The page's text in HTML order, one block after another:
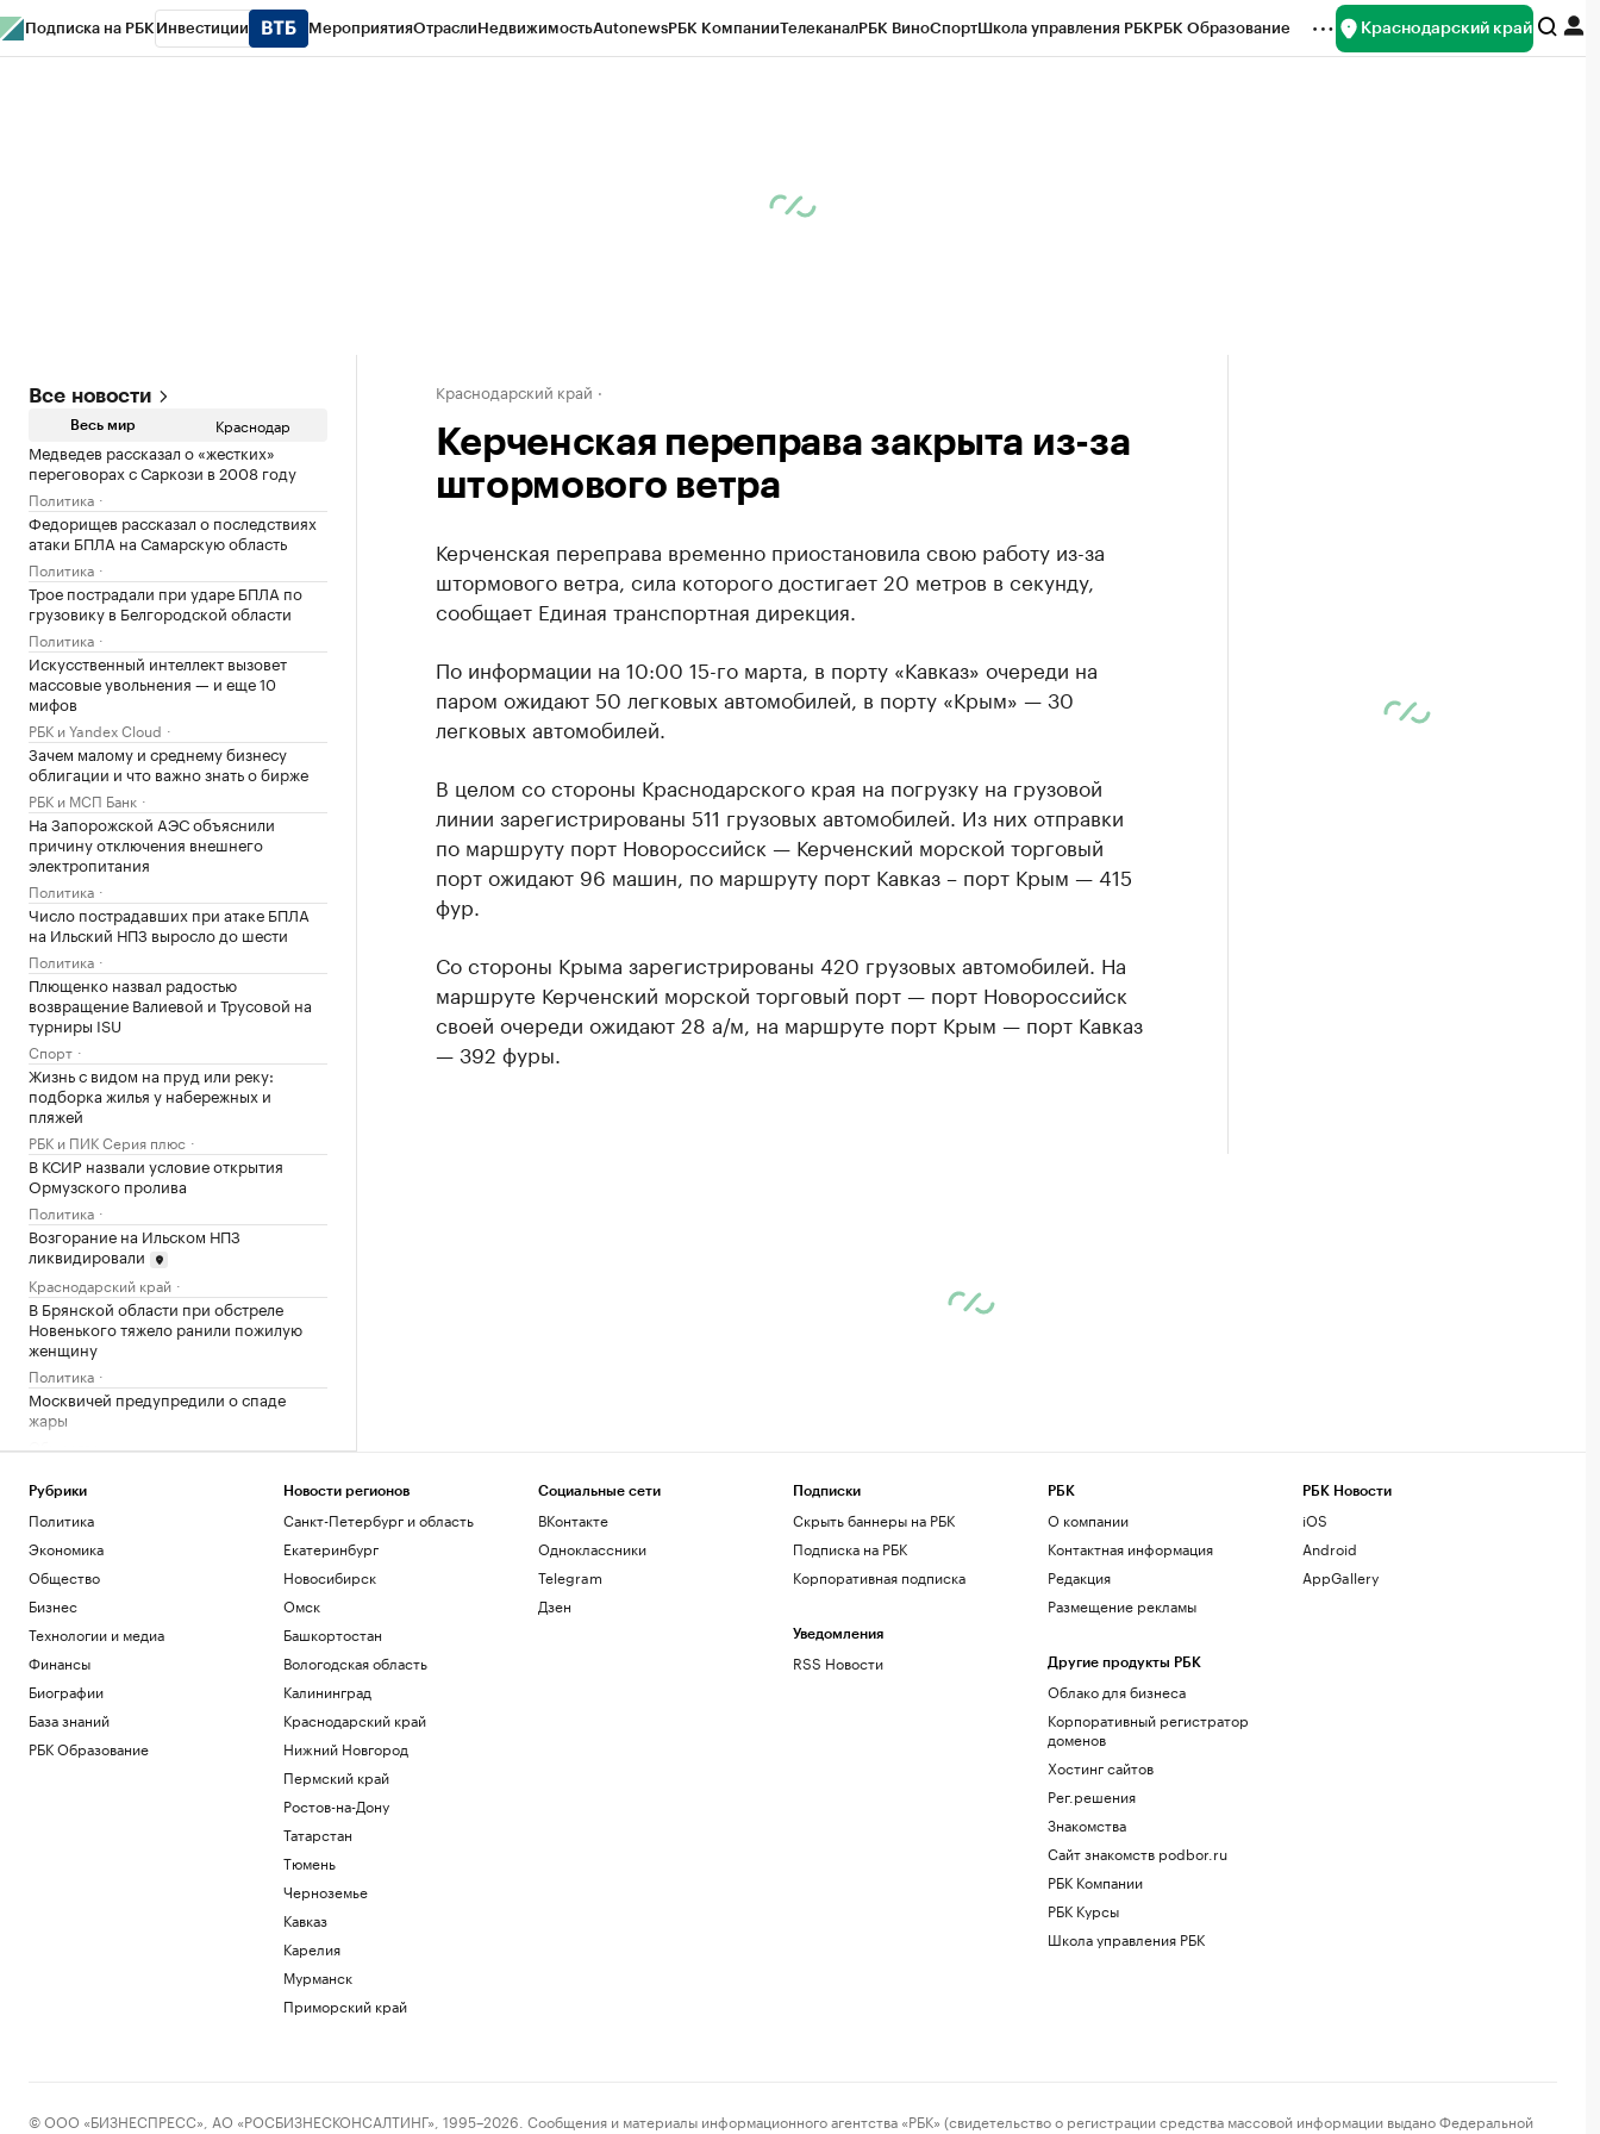
Подписка на РБК Инвестиции МероприятияОтраслиНедвижимостьAutonewsРБК КомпанииТелеканалРБК ВиноСпортШкола управления РБКРБК Образование Краснодарский край
Все новости
Весь мир Краснодар
Медведев рассказал о «жестких»
переговорах с Саркози в 2008 году
Политика
Федорищев рассказал о последствиях
атаки БПЛА на Самарскую область
Политика
Трое пострадали при ударе БПЛА по
грузовику в Белгородской области
Политика
Искусственный интеллект вызовет
массовые увольнения — и еще 10
мифов
РБК и Yandex Cloud
Зачем малому и среднему бизнесу
облигации и что важно знать о бирже
РБК и МСП Банк
На Запорожской АЭС объяснили
причину отключения внешнего
электропитания
Политика
Число пострадавших при атаке БПЛА
на Ильский НПЗ выросло до шести
Политика
Плющенко назвал радостью
возвращение Валиевой и Трусовой на
турниры ISU
Спорт
Жизнь с видом на пруд или реку:
подборка жилья у набережных и
пляжей
РБК и ПИК Серия плюс
В КСИР назвали условие открытия
Ормузского пролива
Политика
Возгорание на Ильском НПЗ
ликвидировали
Краснодарский край
В Брянской области при обстреле
Новенького тяжело ранили пожилую
женщину
Политика
Москвичей предупредили о спаде
жары
бизнесу разместить публичный долг
РБК и МСП Банк
карьеры будет жить в Москве
Спорт
Фермы, рестораны и отели Дальнего
Востока. Гастрогид
РБК и РСХБ
неизвестный беспилотник
Политика
«Арсенал» совершил один из самых
дорогих трансферов в своей истории
Премьер Болгарии сообщил о взрыве
беспилотника рядом с газопроводом
Развожаев сообщил подробности двух
Краснодарский край
Керченская переправа закрыта из-за
штормового ветра
Керченская переправа временно приостановила свою работу из-за
штормового ветра, сила которого достигает 20 метров в секунду,
сообщает Единая транспортная дирекция.
По информации на 10:00 15-го марта, в порту «Кавказ» очереди на
паром ожидают 50 легковых автомобилей, в порту «Крым» — 30
легковых автомобилей.
В целом со стороны Краснодарского края на погрузку на грузовой
линии зарегистрированы 511 грузовых автомобилей. Из них отправки
по маршруту порт Новороссийск — Керченский морской торговый
порт ожидают 96 машин, по маршруту порт Кавказ – порт Крым — 415
фур.
Со стороны Крыма зарегистрированы 420 грузовых автомобилей. На
маршруте Керченский морской торговый порт — порт Новороссийск
своей очереди ожидают 28 а/м, на маршруте порт Крым — порт Кавказ
— 392 фуры.
Рубрики
Политика
Экономика
Общество
Бизнес
Технологии и медиа
Финансы
Биографии
База знаний
РБК Образование
Новости регионов
Санкт-Петербург и область
Екатеринбург
Новосибирск
Омск
Башкортостан
Вологодская область
Калининград
Краснодарский край
Нижний Новгород
Пермский край
Ростов-на-Дону
Татарстан
Тюмень
Черноземье
Кавказ
Карелия
Мурманск
Приморский край
Социальные сети
ВКонтакте
Одноклассники
Telegram
Дзен
Подписки
Скрыть баннеры на РБК
Подписка на РБК
Корпоративная подписка
Уведомления
RSS Новости
РБК
О компании
Контактная информация
Редакция
Размещение рекламы
Другие продукты РБК
Облако для бизнеса
Корпоративный регистратор
доменов
Хостинг сайтов
Рег.решения
Знакомства
Сайт знакомств podbor.ru
РБК Компании
РБК Курсы
Школа управления РБК
РБК Новости
iOS
Android
AppGallery
© ООО «БИЗНЕСПРЕСС», АО «РОСБИЗНЕСКОНСАЛТИНГ», 1995–2026. Сообщения и материалы информационного агентства «РБК» (свидетельство о регистрации средства массовой информации выдано Федеральной